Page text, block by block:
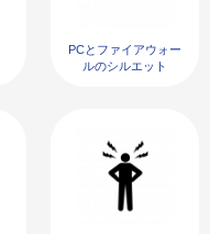
PCとファイアウォー
ルのシルエット